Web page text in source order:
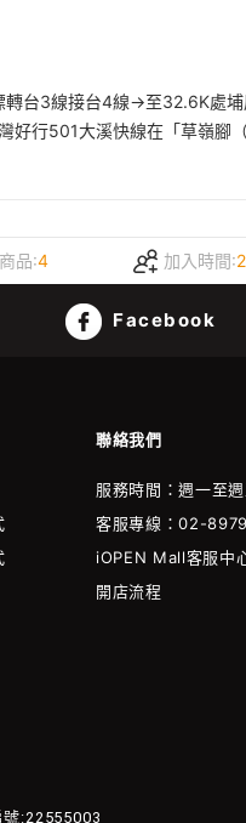
台3線接台4線→至32.6K處
好行501大溪快線在「草嶺腳
商品:4 加入時間:
Facebook
聯絡我們
服務時間：週一至
客服專線：02-
iOPEN Mall客服中
開店流程
:22555003